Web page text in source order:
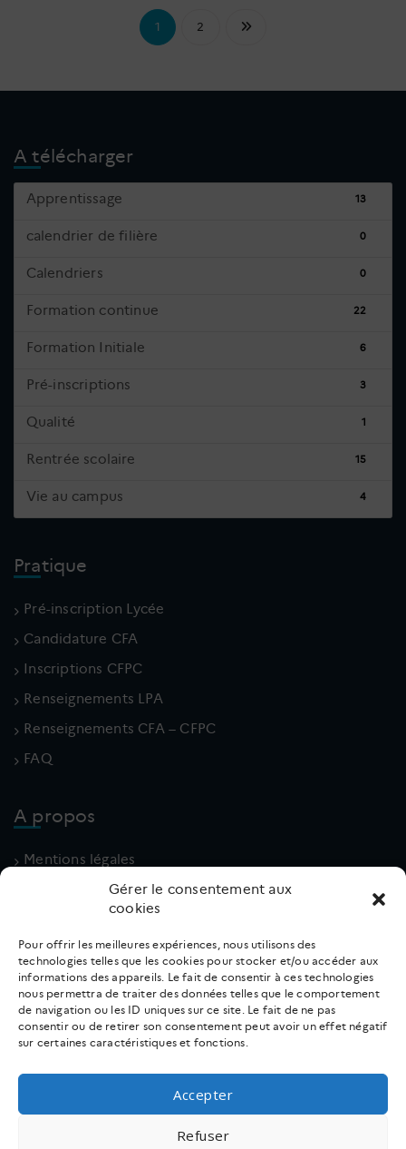
Gérer le consentement aux
cookies
Pour offrir les meilleures expériences, nous utilisons des
technologies telles que les cookies pour stocker et/ou accéder aux
informations des appareils. Le fait de consentir à ces technologies
nous permettra de traiter des données telles que le comportement
de navigation ou les ID uniques sur ce site. Le fait de ne pas
consentir ou de retirer son consentement peut avoir un effet négatif
sur certaines caractéristiques et fonctions.
Accepter
Refuser
Pagination
publications
1 2
A télécharger
Apprentissage 13
calendrier de filière 0
Calendriers 0
Formation continue 22
Formation Initiale 6
Pré-inscriptions 3
Qualité 1
Rentrée scolaire 15
Vie au campus 4
Pratique
Pré-inscription Lycée
Candidature CFA
Inscriptions CFPC
Renseignements LPA
Renseignements CFA – CFPC
FAQ
A propos
Mentions légales
Politique de cookies (UE)
Contact
02 31 66 18 10
rf.ir
gacud
e@eri
v.lpe
Suivez nous